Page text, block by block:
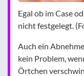
Egal ob im Case
nicht festgelegt.
Auch ein
kein Problem,
Örtchen